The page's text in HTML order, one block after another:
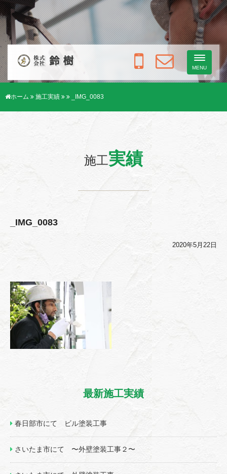
Toggle
MENU
ホーム 施工実績 _IMG_0083
施工実績
_IMG_0083
2020年5月22日
最新施工実績
春日部市にて ビル塗装工事
さいたま市にて 〜外壁塗装工事２〜